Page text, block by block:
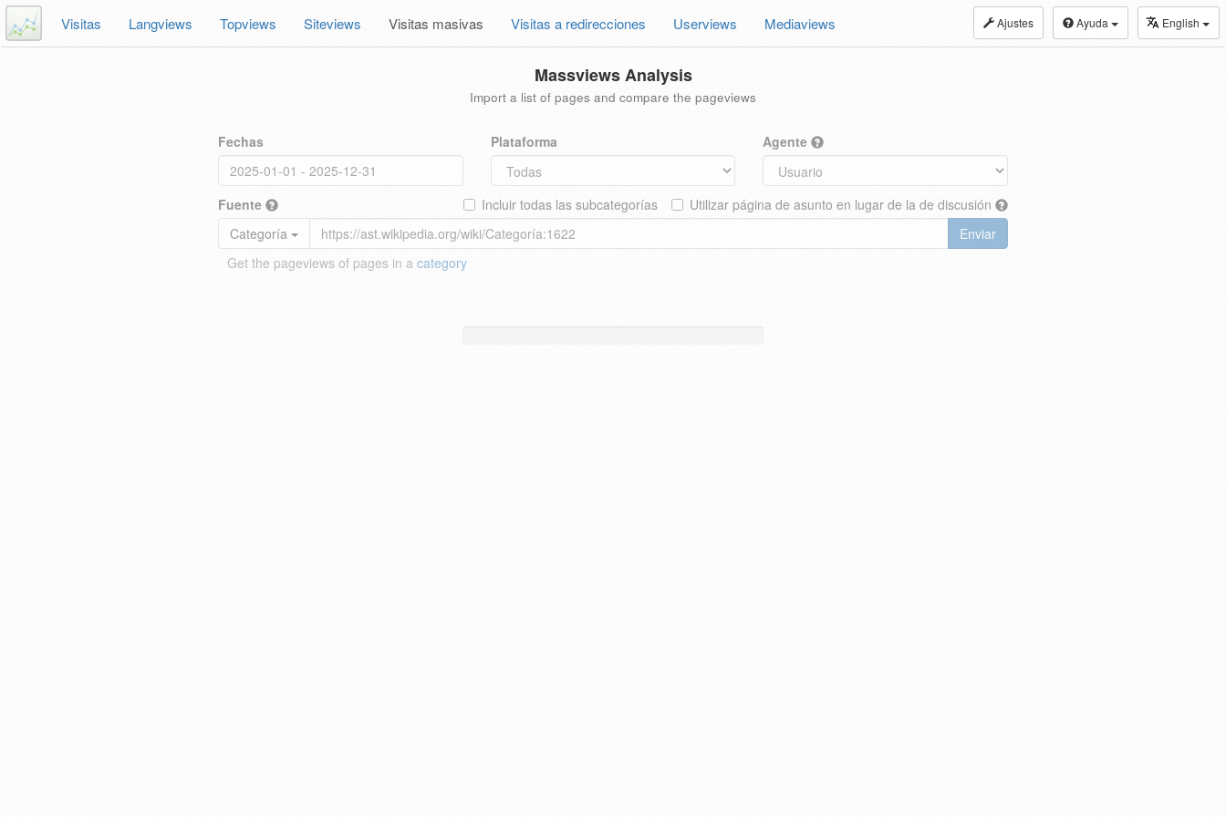
Ajustes Ayuda English
Visitas Langviews Topviews Siteviews Visitas masivas Visitas a redirecciones Userviews Mediaviews
Massviews Analysis
Import a list of pages and compare the pageviews
Fechas Plataforma Agente
Fuente Utilizar página de asunto en lugar de la de discusión
Incluir todas las subcategorías
Categoría
Enviar
Get the pageviews of pages in a category